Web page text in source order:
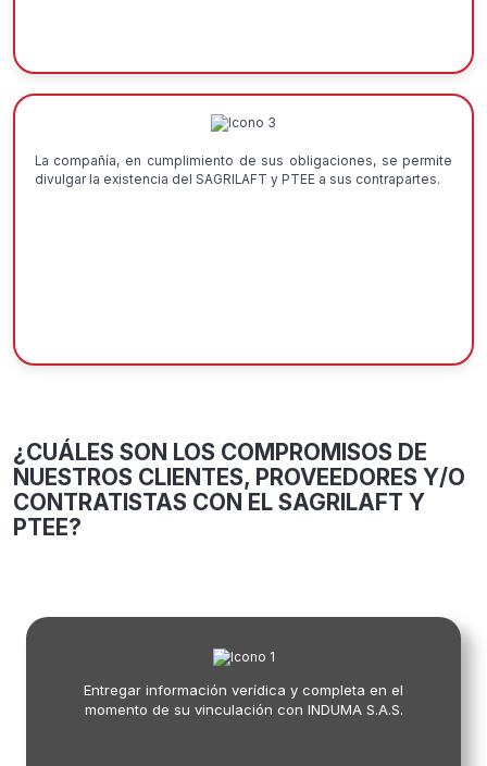
La compañía, en cumplimiento de sus obligaciones, se permite
divulgar la existencia del SAGRILAFT y PTEE a sus contrapartes.
¿CUÁLES SON LOS COMPROMISOS DE
NUESTROS CLIENTES, PROVEEDORES Y/O
CONTRATISTAS CON EL SAGRILAFT Y
PTEE?
Entregar información verídica y completa en el
momento de su vinculación con INDUMA S.A.S.